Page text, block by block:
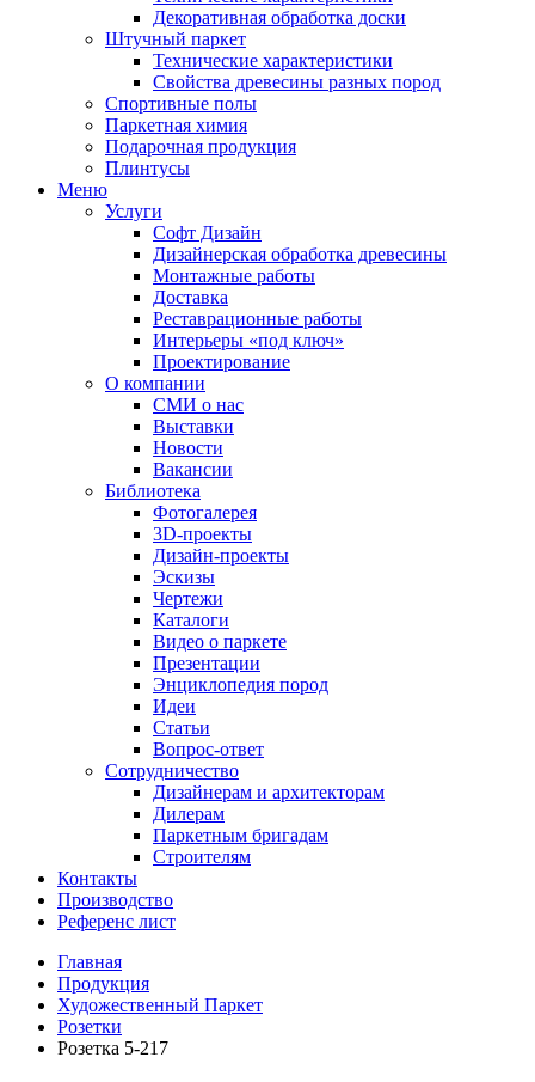
Декоративная обработка доски
Штучный паркет
Технические характеристики
Свойства древесины разных пород
Спортивные полы
Паркетная химия
Подарочная продукция
Плинтусы
Меню
Услуги
Софт Дизайн
Дизайнерская обработка древесины
Монтажные работы
Доставка
Реставрационные работы
Интерьеры «под ключ»
Проектирование
О компании
СМИ о нас
Выставки
Новости
Вакансии
Библиотека
Фотогалерея
3D-проекты
Дизайн-проекты
Эскизы
Чертежи
Каталоги
Видео о паркете
Презентации
Энциклопедия пород
Идеи
Статьи
Вопрос-ответ
Сотрудничество
Дизайнерам и архитекторам
Дилерам
Паркетным бригадам
Строителям
Контакты
Производство
Референс лист
Главная
Продукция
Художественный Паркет
Розетки
Розетка 5-217